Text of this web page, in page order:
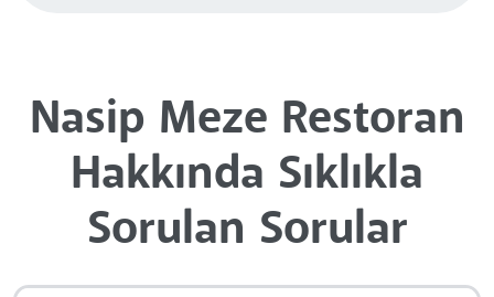
Nasip Meze Restoran
Hakkında Sıklıkla
Sorulan Sorular